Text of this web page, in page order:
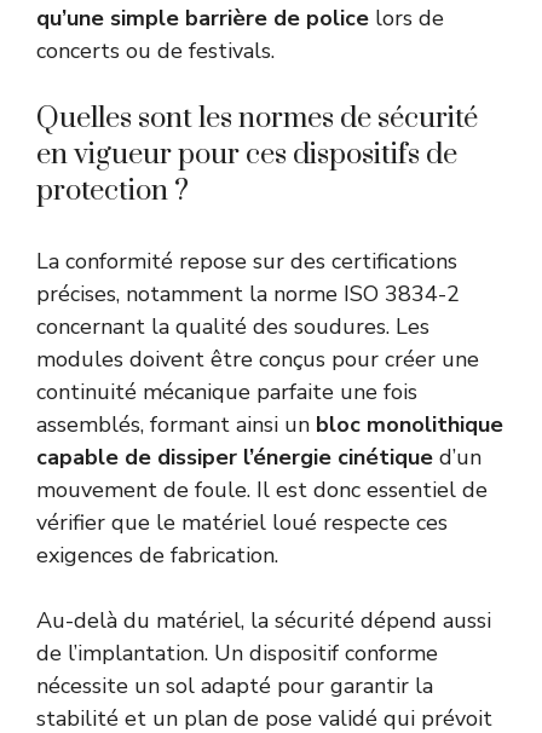
qu’une simple barrière de police lors de
concerts ou de festivals.
Quelles sont les normes de sécurité
en vigueur pour ces dispositifs de
protection ?
La conformité repose sur des certifications
précises, notamment la norme ISO 3834-2
concernant la qualité des soudures. Les
modules doivent être conçus pour créer une
continuité mécanique parfaite une fois
assemblés, formant ainsi un bloc monolithique
capable de dissiper l’énergie cinétique d’un
mouvement de foule. Il est donc essentiel de
vérifier que le matériel loué respecte ces
exigences de fabrication.
Au-delà du matériel, la sécurité dépend aussi
de l’implantation. Un dispositif conforme
nécessite un sol adapté pour garantir la
stabilité et un plan de pose validé qui prévoit